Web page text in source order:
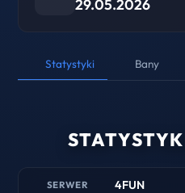
29.05.2026
Statystyki Bany
SERWER 4FUN